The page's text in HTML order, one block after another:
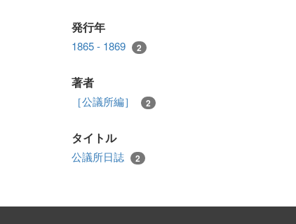
発行年
1865 - 1869 2
著者
［公議所編］ 2
タイトル
公議所日誌 2